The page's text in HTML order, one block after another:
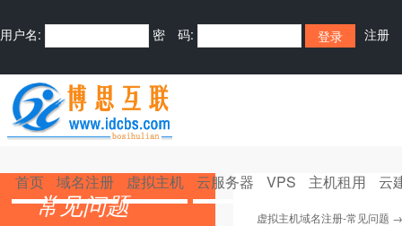
用户名: 密 码: 注册
首页 域名注册 虚拟主机 云服务器 VPS 主机租用 云
常见问题 虚拟主机域名注册-常见问题